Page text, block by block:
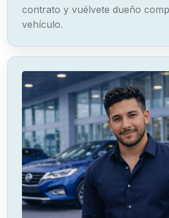
contrato y vuélvete dueño
vehículo.